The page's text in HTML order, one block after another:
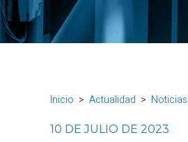
Inicio Actualidad Noticias
10 DE JULIO DE 2023